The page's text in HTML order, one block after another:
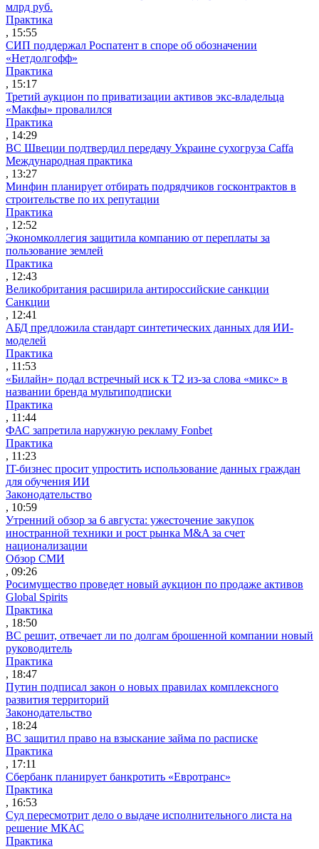
млрд руб.
Практика
, 15:55
СИП поддержал Роспатент в споре об обозначении
«Нетдолгофф»
Практика
, 15:17
Третий аукцион по приватизации активов экс-владельца
«Макфы» провалился
Практика
, 14:29
ВС Швеции подтвердил передачу Украине сухогруза Caffa
Международная практика
, 13:27
Минфин планирует отбирать подрядчиков госконтрактов в
строительстве по их репутации
Практика
, 12:52
Экономколлегия защитила компанию от переплаты за
пользование землей
Практика
, 12:43
Великобритания расширила антироссийские санкции
Санкции
, 12:41
АБД предложила стандарт синтетических данных для ИИ-
моделей
Практика
, 11:53
«Билайн» подал встречный иск к Т2 из-за слова «микс» в
названии бренда мультиподписки
Практика
, 11:44
ФАС запретила наружную рекламу Fonbet
Практика
, 11:23
IT-бизнес просит упростить использование данных граждан
для обучения ИИ
Законодательство
, 10:59
Утренний обзор за 6 августа: ужесточение закупок
иностранной техники и рост рынка M&A за счет
национализации
Обзор СМИ
, 09:26
Росимущество проведет новый аукцион по продаже активов
Global Spirits
Практика
, 18:50
ВС решит, отвечает ли по долгам брошенной компании новый
руководитель
Практика
, 18:47
Путин подписал закон о новых правилах комплексного
развития территорий
Законодательство
, 18:24
ВС защитил право на взыскание займа по расписке
Практика
, 17:11
Сбербанк планирует банкротить «Евротранс»
Практика
, 16:53
Суд пересмотрит дело о выдаче исполнительного листа на
решение МКАС
Практика